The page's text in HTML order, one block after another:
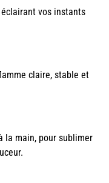
vos instants
claire, stable et
la main, pour sublimer